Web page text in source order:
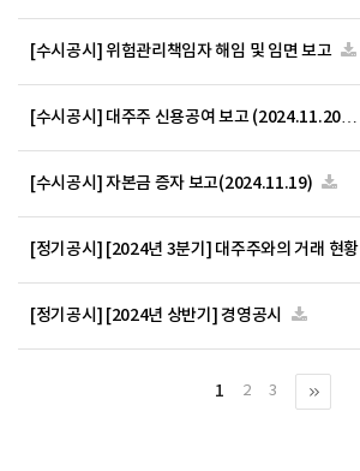
[수시공시] 위험관리책임자 해임 및 임면 보고
[수시공시] 대주주 신용공여 보고 (2024.11.20…
[수시공시] 자본금 증자 보고(2024.11.19)
[정기공시] [2024년 3분기] 대주주와의 거래 현황
[정기공시] [2024년 상반기] 경영공시
1 2 3